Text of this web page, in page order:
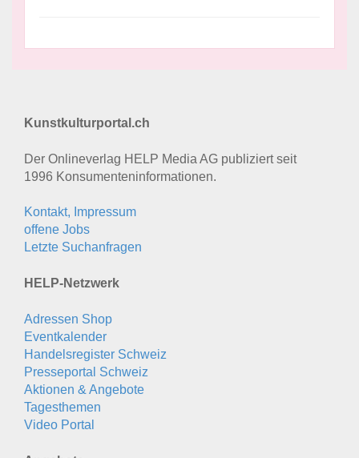
Kunstkulturportal.ch
Der Onlineverlag HELP Media AG publiziert seit
1996 Konsumenten­informationen.
Kontakt, Impressum
offene Jobs
Letzte Suchanfragen
HELP-Netzwerk
Adressen Shop
Eventkalender
Handelsregister Schweiz
Presseportal Schweiz
Aktionen & Angebote
Tagesthemen
Video Portal